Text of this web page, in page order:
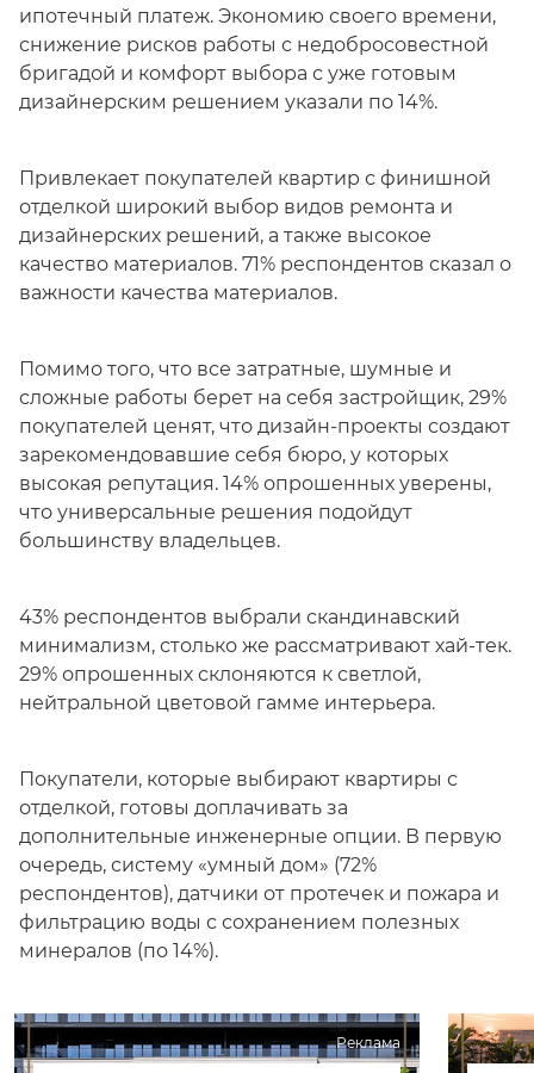
ипотечный платеж. Экономию своего времени,
снижение рисков работы с недобросовестной
бригадой и комфорт выбора с уже готовым
дизайнерским решением указали по 14%.
Привлекает покупателей квартир с финишной
отделкой широкий выбор видов ремонта и
дизайнерских решений, а также высокое
качество материалов. 71% респондентов сказал о
важности качества материалов.
Помимо того, что все затратные, шумные и
сложные работы берет на себя застройщик, 29%
покупателей ценят, что дизайн-проекты создают
зарекомендовавшие себя бюро, у которых
высокая репутация. 14% опрошенных уверены,
что универсальные решения подойдут
большинству владельцев.
43% респондентов выбрали скандинавский
минимализм, столько же рассматривают хай-тек.
29% опрошенных склоняются к светлой,
нейтральной цветовой гамме интерьера.
Покупатели, которые выбирают квартиры с
отделкой, готовы доплачивать за
дополнительные инженерные опции. В первую
очередь, систему «умный дом» (72%
респондентов), датчики от протечек и пожара и
фильтрацию воды с сохранением полезных
минералов (по 14%).
Реклама